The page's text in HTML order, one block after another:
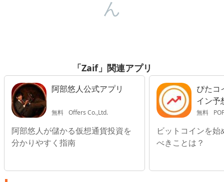
ん
「Zaif」関連アプリ
阿部悠人公式アプリ
無料 Offers Co.,Ltd.
阿部悠人が儲かる仮想通貨投資を
分かりやすく指南
ぴたコ
イン予
チャー
無料
ビットコインを
べきことは？